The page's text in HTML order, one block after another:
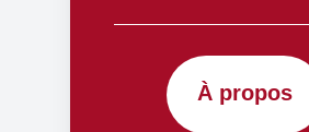
À propos